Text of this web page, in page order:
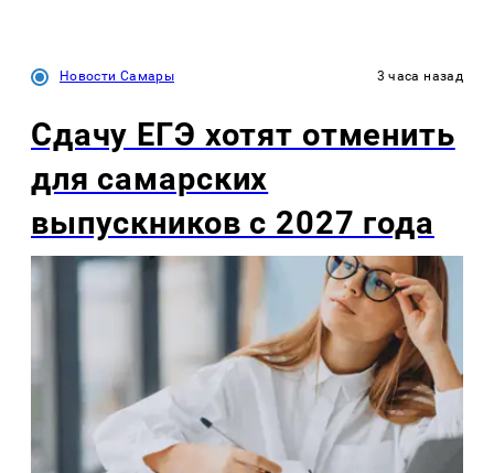
Новости Самары 3 часа назад
Сдачу ЕГЭ хотят отменить
для самарских
выпускников с 2027 года